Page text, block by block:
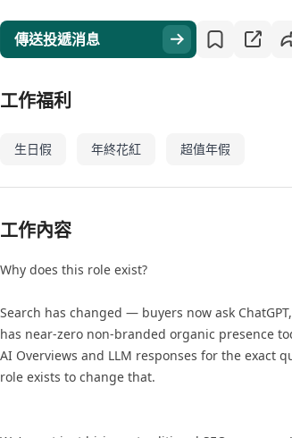
傳送投遞消息
工作福利
生日假 年終花紅 超值年假
工作內容
Why does this role exist?
Search has changed — buyers now ask
has near-zero non-branded organic presence
AI Overviews and LLM responses for the exact
role exists to change that.